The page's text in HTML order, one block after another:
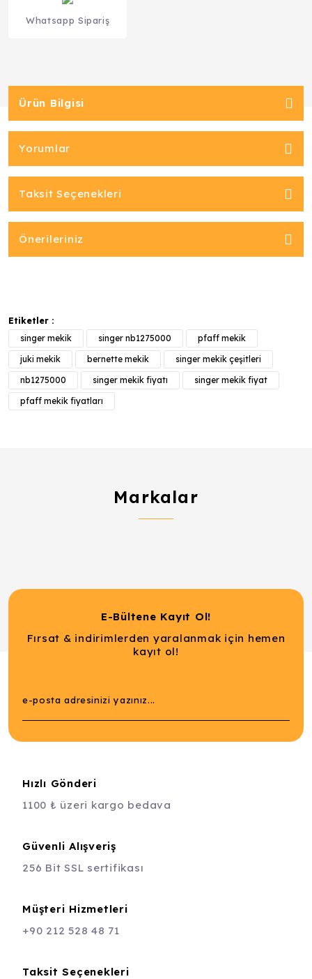
Whatsapp Sipariş
Ürün Bilgisi
Yorumlar
Taksit Seçenekleri
Önerileriniz
Etiketler :
singer mekik
singer nb1275000
pfaff mekik
juki mekik
bernette mekik
singer mekik çeşitleri
nb1275000
singer mekik fiyatı
singer mekik fiyat
pfaff mekik fiyatları
Markalar
E-Bültene Kayıt Ol!
Fırsat & indirimlerden yaralanmak için hemen
kayıt ol!
Hızlı Gönderi
1100 ₺ üzeri kargo bedava
Güvenli Alışveriş
256 Bit SSL sertifikası
Müşteri Hizmetleri
+90 212 528 48 71
Taksit Seçenekleri